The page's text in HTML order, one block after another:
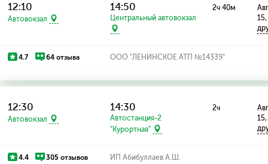
12:10
Автовокзал
14:50
Центральный автовокзал
2ч 40м
4.7 64 отзыва ООО "ЛЕНИНСКОЕ АТП №14339"
12:30
Автовокзал
14:30
Автостанция-2
"Курортная"
2ч
4.4 305 отзывов ИП Абибуллаев А.Ш.